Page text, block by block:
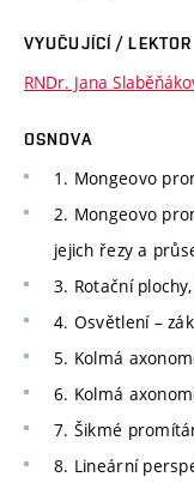
VYUČUJÍCÍ / LEKTOR
RNDr. Jana
OSNOVA
1. Mongeovo
2. Mongeovo
jejich řezy a
3. Rotační
4. Osvětlení –
5. Kolmá
6. Kolmá
7. Šikmé
8. Lineární